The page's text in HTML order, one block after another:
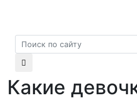
Какие